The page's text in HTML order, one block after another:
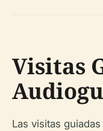
Visitas
Las visitas